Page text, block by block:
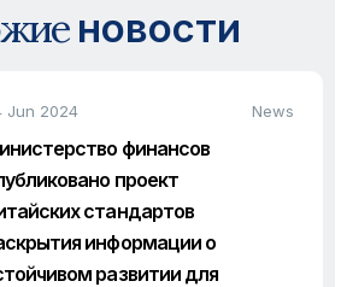
новости
Jun 2024 News
финансов
проект
стандартов
информации о
развитии для